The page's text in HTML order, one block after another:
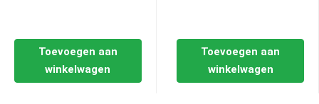
Toevoegen aan
winkelwagen
Toevoegen aan
winkelwagen